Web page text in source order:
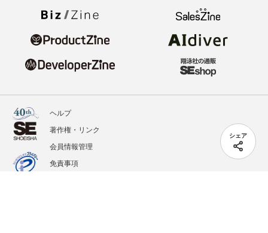
シェア
ヘルプ
著作権・リンク
会員情報管理
免責事項